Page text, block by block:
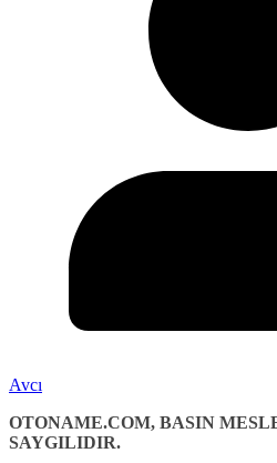
Avcı
OTONAME.COM, BASIN
SAYGILIDIR.